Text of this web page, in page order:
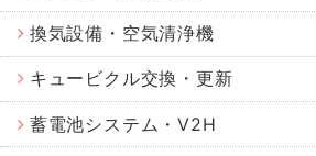
換気設備・空気清浄機
キュービクル交換・更新
蓄電池システム・V2H